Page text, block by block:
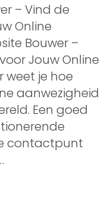
– Vind de
Online
Bouwer –
Jouw Online
weet je hoe
aanwezigheid
Een goed
contactpunt